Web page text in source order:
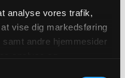
analyse vores trafik,
vise dig markedsføring
andre hjemmesider